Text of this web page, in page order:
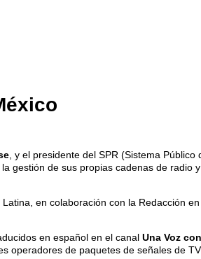
, y el presidente del SPR (Sistema
gestión de sus propias cadenas de radio
en colaboración con la Redacción
en español en el canal Una Voz
operadores de paquetes de señales de